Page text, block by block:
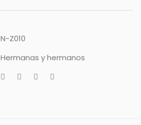
N-Z010
Hermanas y hermanos